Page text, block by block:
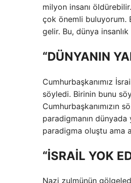
milyon insanı
çok önemli buluyorum.
gelir. Bu, dünya
“DÜNYANIN
Cumhurbaşkanımız
söyledi. Birinin bunu
Cumhurbaşkanımızın
paradigmanın dünyada
paradigma oluştu ama
“İSRAİL YOK
Nazi zulmünün